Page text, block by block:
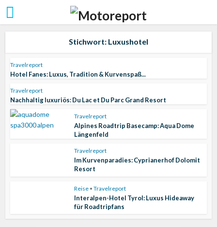
Stichwort: Luxushotel
Travelreport
Hotel Fanes: Luxus, Tradition & Kurvenspaß...
Travelreport
Nachhaltig luxuriös: Du Lac et Du Parc Grand Resort
Travelreport
Alpines Roadtrip Basecamp: Aqua Dome
Längenfeld
Travelreport
Im Kurvenparadies: Cyprianerhof Dolomit
Resort
Reise • Travelreport
Interalpen-Hotel Tyrol: Luxus Hideaway
für Roadtripfans